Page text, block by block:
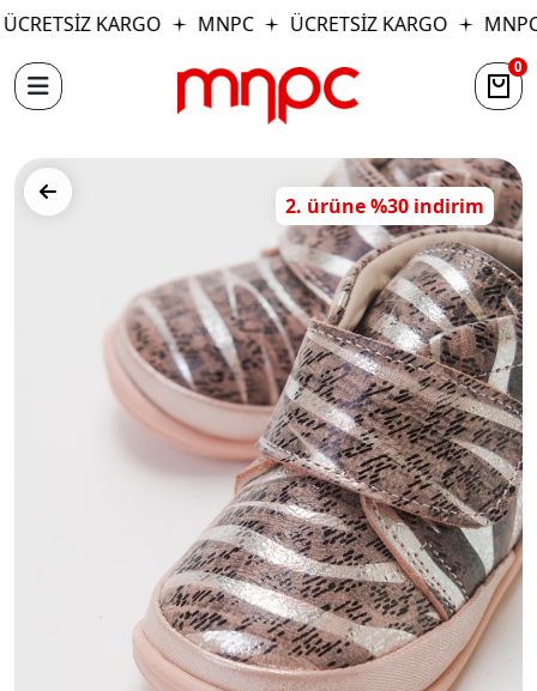
KARGO MNPC ÜCRETSİZ KARGO MNPC
0
2. ürüne %30 indirim